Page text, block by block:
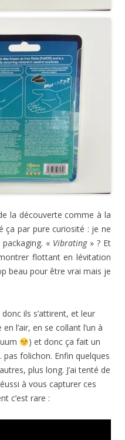
la découverte comme à la
ça par pure curiosité : je ne
« Vibrating» ? Et
flottant en lévitation
beau pour être vrai mais je
ils s’attirent, et leur
l’air, en se collant l’un à
) et donc ça fait un
pas folichon. Enfin quelques
plus long. J’ai tenté de
à vous capturer ces
c’est rare :